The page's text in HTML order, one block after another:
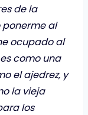
de la
al
ocupado al
como una
el ajedrez, y
la vieja
los